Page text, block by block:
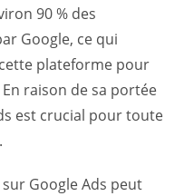
90 % des
Google, ce qui
plateforme pour
raison de sa portée
est crucial pour toute
Google Ads peut